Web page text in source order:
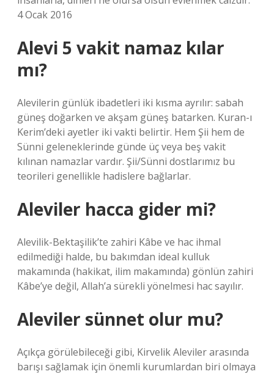
4 Ocak 2016
Alevi 5 vakit namaz kılar
mı?
Alevilerin günlük ibadetleri iki kısma ayrılır: sabah
güneş doğarken ve akşam güneş batarken. Kuran-ı
Kerim’deki ayetler iki vakti belirtir. Hem Şii hem de
Sünni geleneklerinde günde üç veya beş vakit
kılınan namazlar vardır. Şii/Sünni dostlarımız bu
teorileri genellikle hadislere bağlarlar.
Aleviler hacca gider mi?
Alevilik-Bektaşilik’te zahiri Kâbe ve hac ihmal
edilmediği halde, bu bakımdan ideal kulluk
makamında (hakikat, ilim makamında) gönlün zahiri
Kâbe’ye değil, Allah’a sürekli yönelmesi hac sayılır.
Aleviler sünnet olur mu?
Açıkça görülebileceği gibi, Kirvelik Aleviler arasında
barışı sağlamak için önemli kurumlardan biri olmaya